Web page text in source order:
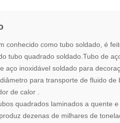
conhecido como tubo soldado, é
tubo quadrado soldado.Tubo de
aço inoxidável soldado para
para transporte de fluido de
de calor .
quadrados laminados a quente
dezenas de milhares de